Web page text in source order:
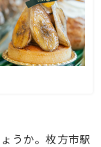
うか。枚方市駅